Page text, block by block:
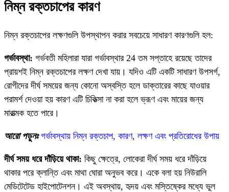
নিম্ন রক্তচাপের কারণ
নিম্ন রক্তচাপের লক্ষণগুলি উপস্থাপন করার সবচেয়ে সাধারণ কারণগুলি হল:
গর্ভাবস্থা: গর্ভবতী মহিলারা যারা গর্ভাবস্থার 24 তম সপ্তাহে রয়েছে তাদের
প্রায়শই নিম্ন রক্তচাপের লক্ষণ দেখা যায়। যদিও এটি একটি সাধারণ উপসর্গ,
রোগীদের দীর্ঘ সময়ের জন্য কোনো অস্বস্তি হলে ডাক্তারের কাছে যাওয়ার
পরামর্শ দেওয়া হয় কারণ এটি চিকিত্সা না করা হলে ভ্রূণ এবং মায়ের জন্য
মারাত্মক হতে পারে।
আরো পড়ুনঃ গর্ভাবস্থায় নিম্ন রক্তচাপ, কারণ, লক্ষণ এবং প্রতিরোধের উপায়
দীর্ঘ সময় ধরে দাঁড়িয়ে থাকা: কিছু ক্ষেত্রে, লোকেরা দীর্ঘ সময় ধরে দাঁড়িয়ে
থাকার পরে ক্লান্তি এবং মাথা ঘোরা অনুভব করে। একে বলা হয় নিউরালি
মেডিটেটেড হাইপোটেনশন। এই অবস্থায়, হৃদয় এবং মস্তিষ্কের মধ্যে ভুল